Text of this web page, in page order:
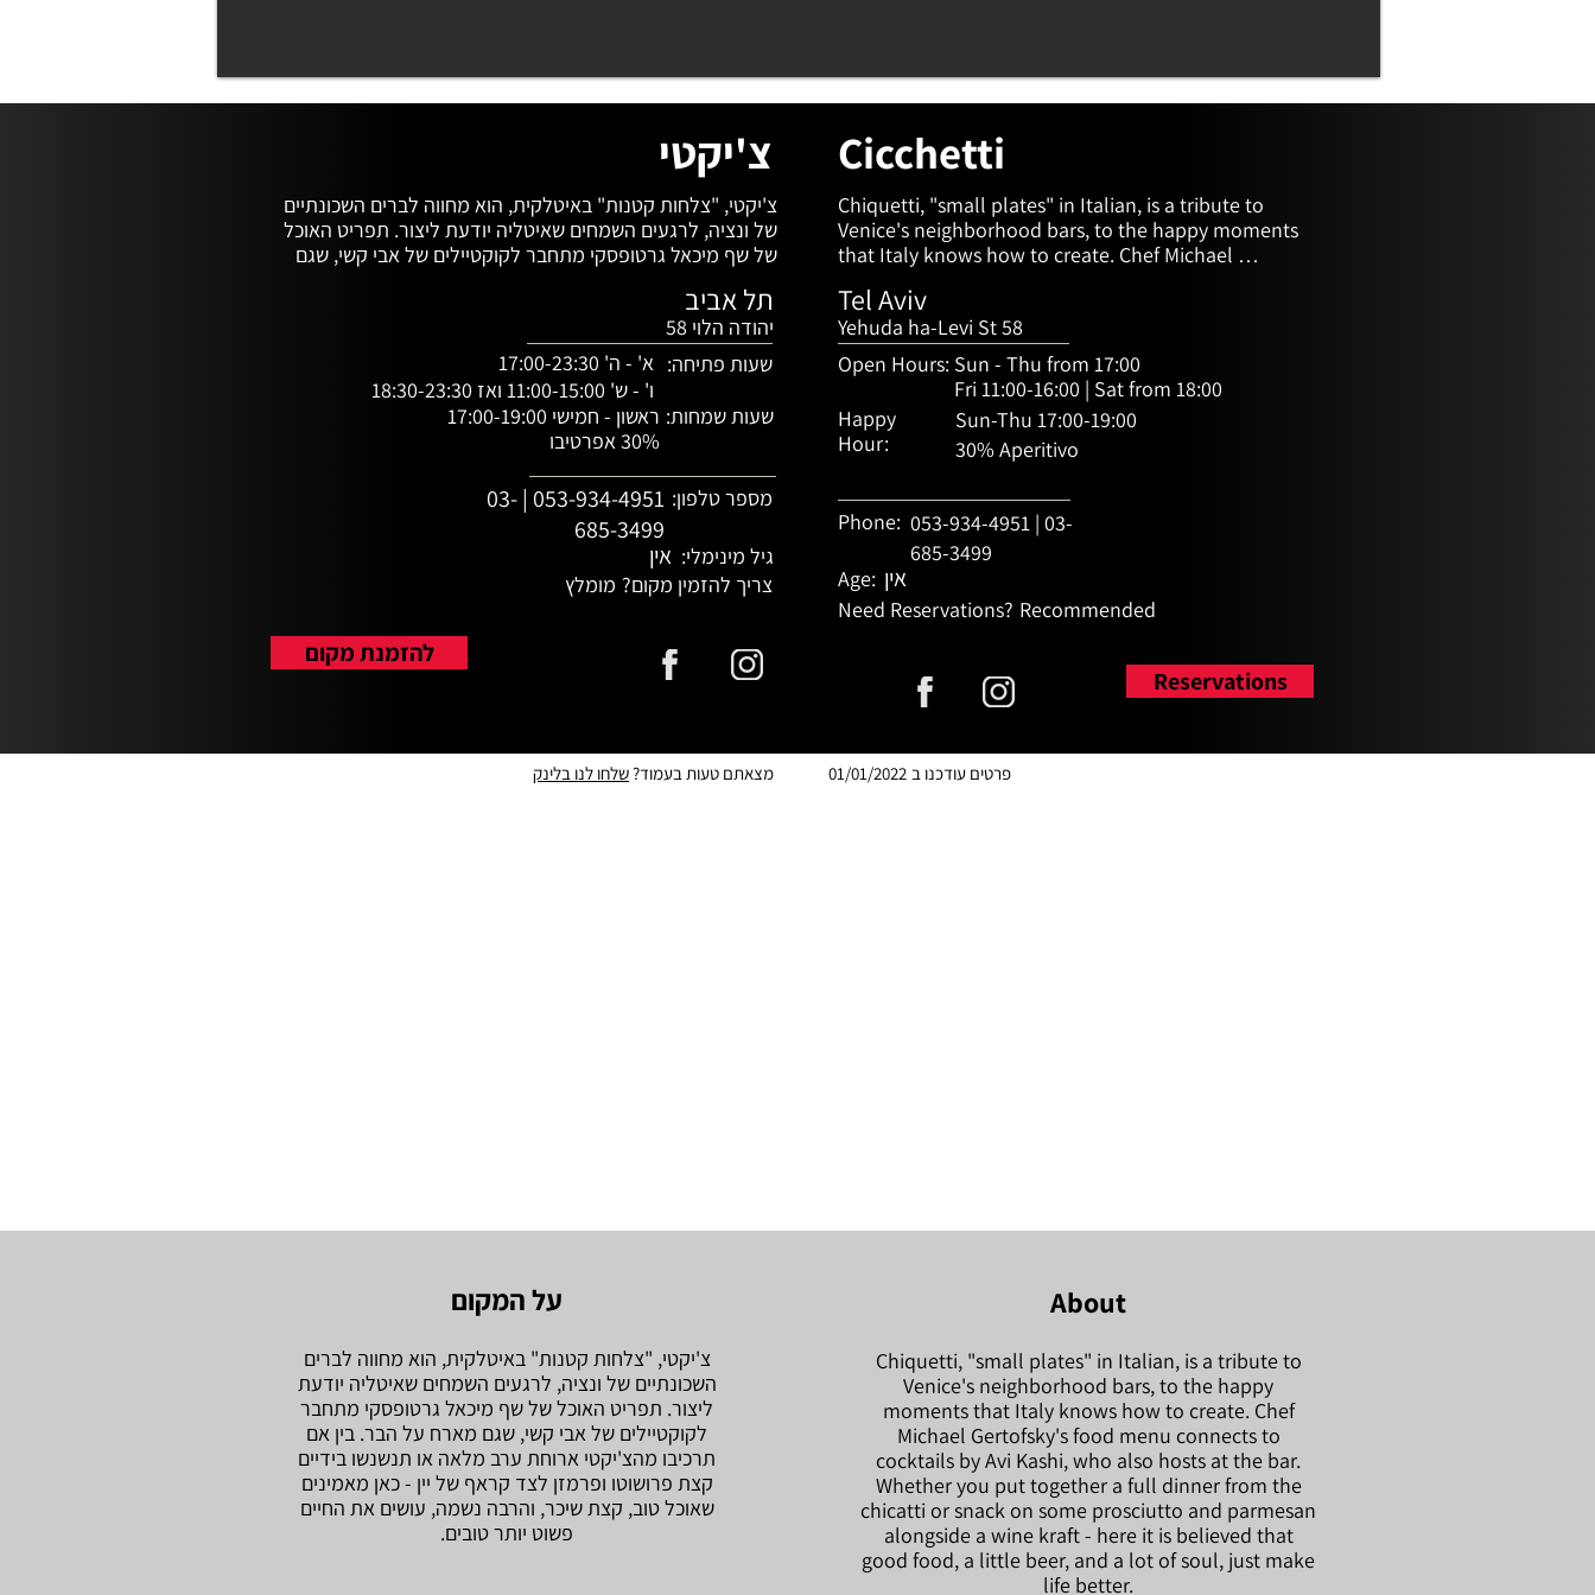
צ'יקטי
של ונציה, לרגעים השמחים שאיטליה יודעת ליצור. תפריט האוכל
פשוט יותר טובים.
תל אביב
יהודה הלוי 58
א' - ה' 17:00-23:30
ו' - ש' 11:00-15:00 ואז 18:30-23:30
שעות פתיחה:
ראשון - חמישי 17:00-19:00
30% אפרטיבו
שעות שמחות:
053-934-4951 | 03-
685-3499
מספר טלפון:
אין גיל מינימלי:
מומלץ צריך להזמין מקום?
להזמנת מקום
Cicchetti
Chiquetti, "small plates" in Italian, is a tribute to
Venice's neighborhood bars, to the happy moments
that Italy knows how to create. Chef Michael
Kashi, who also hosts at the bar. Whether you put
together a full dinner from the chicatti or snack on
some prosciutto and parmesan alongside a wine
kraft - here it is believed that good food, a little beer,
and a lot of soul, just make life better.
Tel Aviv
Yehuda ha-Levi St 58
Open Hours: Sun - Thu from 17:00
Fri 11:00-16:00 | Sat from 18:00
Happy
Hour:
Sun-Thu 17:00-19:00
30% Aperitivo
053-934-4951 | 03-
685-3499
Phone:
Age: אין
Recommended
Need Reservations?
Reservations
מצאתם טעות בעמוד?שלחו לנו בלינק 01/01/2022 פרטים עודכנו ב
על המקום
צ'יקטי, "צלחות קטנות" באיטלקית, הוא מחווה לברים
השכונתיים של ונציה, לרגעים השמחים שאיטליה יודעת
ליצור. תפריט האוכל של שף מיכאל גרטופסקי מתחבר
לקוקטיילים של אבי קשי, שגם מארח על הבר. בין אם
תרכיבו מהצ'יקטי ארוחת ערב מלאה או תנשנשו בידיים
קצת פרושוטו ופרמזן לצד קראף של יין - כאן מאמינים
שאוכל טוב, קצת שיכר, והרבה נשמה, עושים את החיים
פשוט יותר טובים.
About
Chiquetti, "small plates" in Italian, is a tribute to
Venice's neighborhood bars, to the happy
moments that Italy knows how to create. Chef
Michael Gertofsky's food menu connects to
cocktails by Avi Kashi, who also hosts at the bar.
Whether you put together a full dinner from the
chicatti or snack on some prosciutto and parmesan
alongside a wine kraft - here it is believed that
good food, a little beer, and a lot of soul, just make
life better.